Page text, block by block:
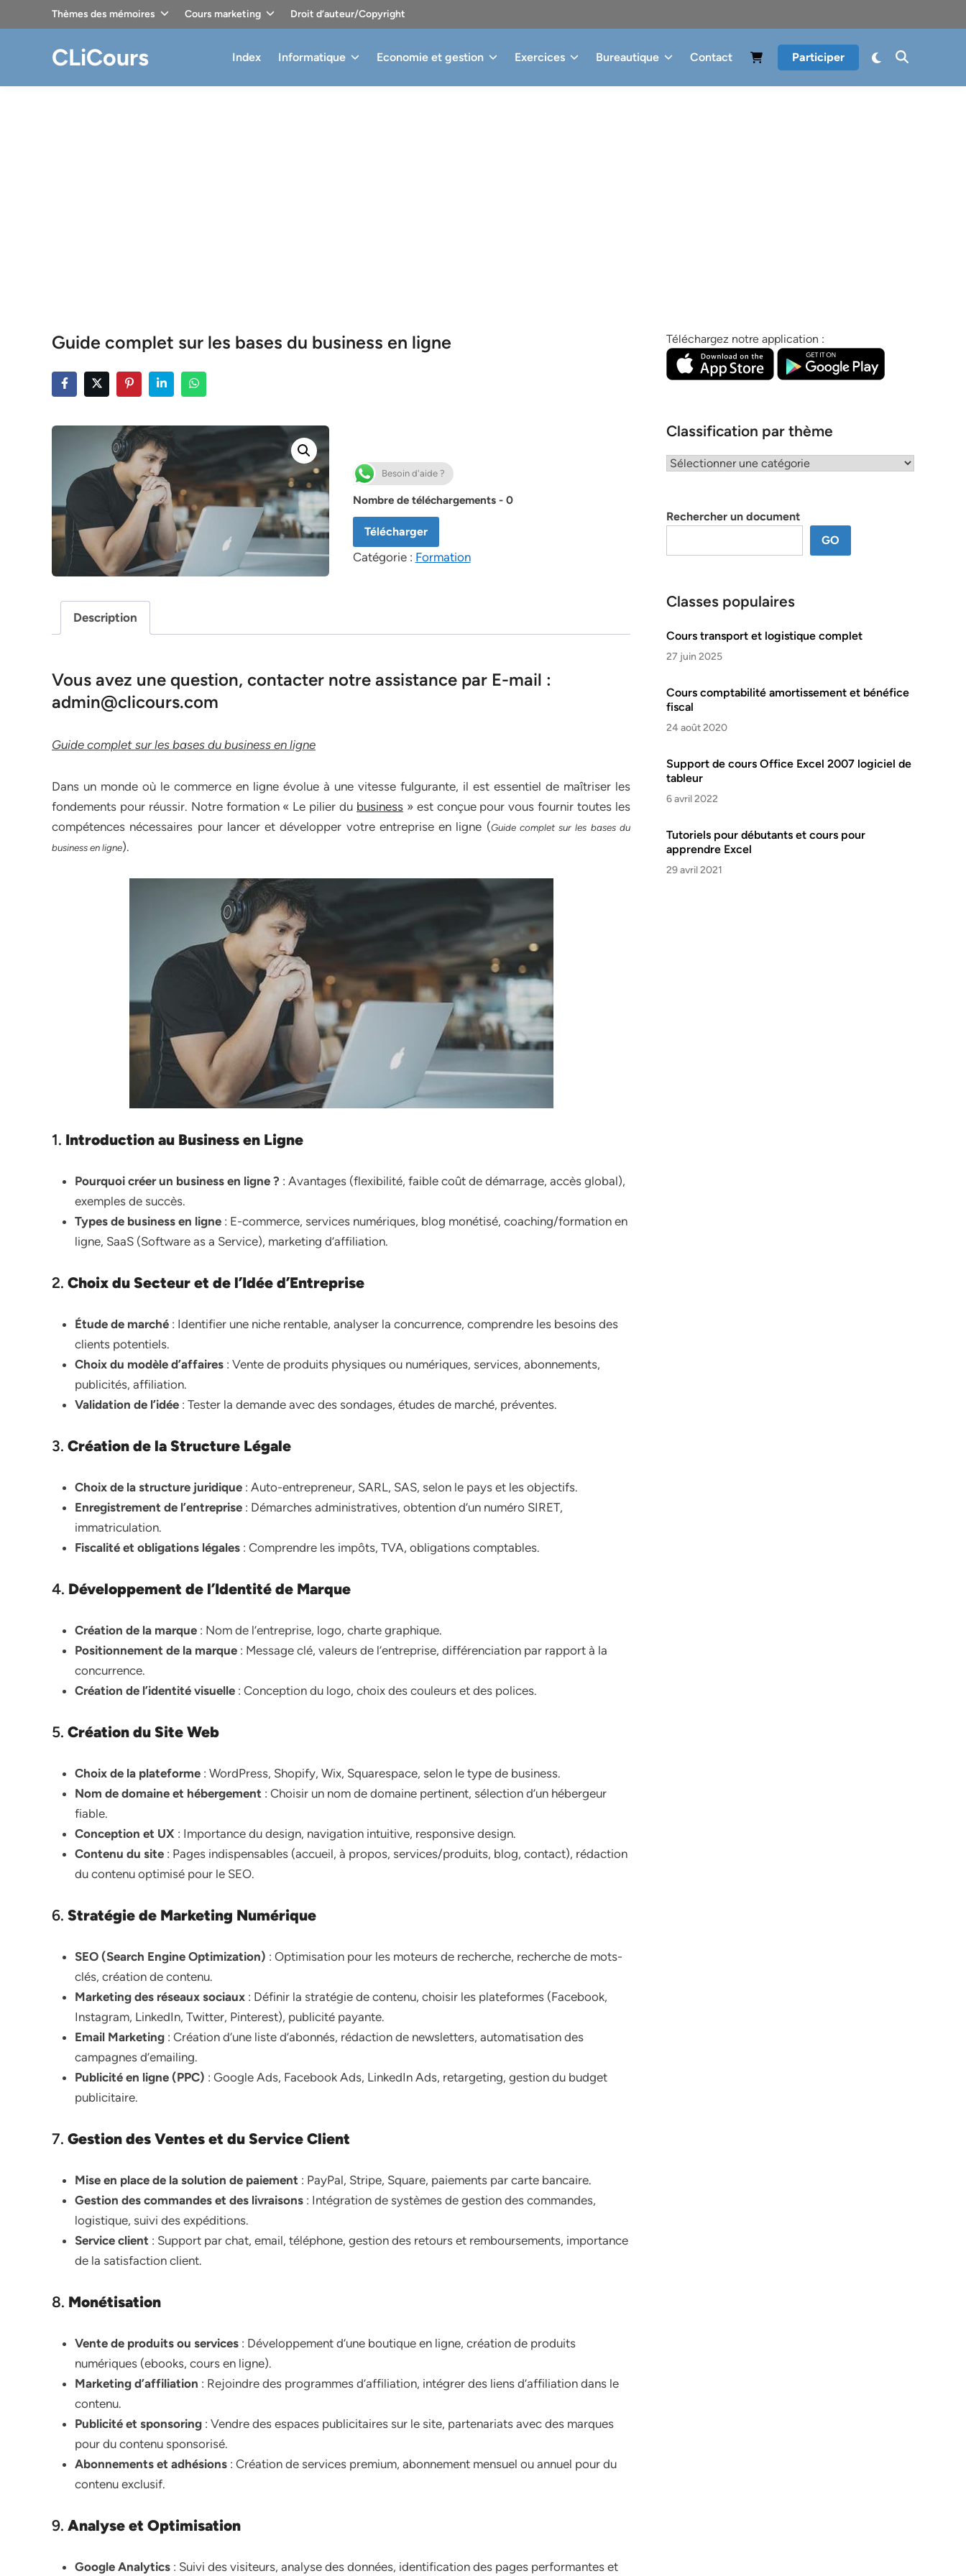
Thèmes des mémoires Cours marketing Droit d’auteur/Copyright
CLiCours Index Informatique Economie et gestion Exercices Bureautique Contact Participer
Guide complet sur les bases du business en ligne
Besoin d'aide ?
Nombre de téléchargements - 0
Télécharger
Catégorie : Formation
Description
Vous avez une question, contacter notre assistance par E-mail :
admin@clicours.com
Guide complet sur les bases du business en ligne
Dans un monde où le commerce en ligne évolue à une vitesse fulgurante, il est essentiel de maîtriser les
fondements pour réussir. Notre formation « Le pilier du business» est conçue pour vous fournir toutes les
compétences nécessaires pour lancer et développer votre entreprise en ligne (Guide complet sur les bases du
business en ligne).
1. Introduction au Business en Ligne
Pourquoi créer un business en ligne ? : Avantages (flexibilité, faible coût de démarrage, accès global),
exemples de succès.
Types de business en ligne : E-commerce, services numériques, blog monétisé, coaching/formation en
ligne, SaaS (Software as a Service), marketing d’affiliation.
2. Choix du Secteur et de l’Idée d’Entreprise
Étude de marché : Identifier une niche rentable, analyser la concurrence, comprendre les besoins des
clients potentiels.
Choix du modèle d’affaires : Vente de produits physiques ou numériques, services, abonnements,
publicités, affiliation.
Validation de l’idée : Tester la demande avec des sondages, études de marché, préventes.
3. Création de la Structure Légale
Choix de la structure juridique : Auto-entrepreneur, SARL, SAS, selon le pays et les objectifs.
Enregistrement de l’entreprise : Démarches administratives, obtention d’un numéro SIRET,
immatriculation.
Fiscalité et obligations légales : Comprendre les impôts, TVA, obligations comptables.
4. Développement de l’Identité de Marque
Création de la marque : Nom de l’entreprise, logo, charte graphique.
Positionnement de la marque : Message clé, valeurs de l’entreprise, différenciation par rapport à la
concurrence.
Création de l’identité visuelle : Conception du logo, choix des couleurs et des polices.
5. Création du Site Web
Choix de la plateforme : WordPress, Shopify, Wix, Squarespace, selon le type de business.
Nom de domaine et hébergement : Choisir un nom de domaine pertinent, sélection d’un hébergeur
fiable.
Conception et UX : Importance du design, navigation intuitive, responsive design.
Contenu du site : Pages indispensables (accueil, à propos, services/produits, blog, contact), rédaction
du contenu optimisé pour le SEO.
6. Stratégie de Marketing Numérique
SEO (Search Engine Optimization) : Optimisation pour les moteurs de recherche, recherche de mots-
clés, création de contenu.
Marketing des réseaux sociaux : Définir la stratégie de contenu, choisir les plateformes (Facebook,
Instagram, LinkedIn, Twitter, Pinterest), publicité payante.
Email Marketing : Création d’une liste d’abonnés, rédaction de newsletters, automatisation des
campagnes d’emailing.
Publicité en ligne (PPC) : Google Ads, Facebook Ads, LinkedIn Ads, retargeting, gestion du budget
publicitaire.
7. Gestion des Ventes et du Service Client
Mise en place de la solution de paiement : PayPal, Stripe, Square, paiements par carte bancaire.
Gestion des commandes et des livraisons : Intégration de systèmes de gestion des commandes,
logistique, suivi des expéditions.
Service client : Support par chat, email, téléphone, gestion des retours et remboursements, importance
de la satisfaction client.
8. Monétisation
Vente de produits ou services : Développement d’une boutique en ligne, création de produits
numériques (ebooks, cours en ligne).
Marketing d’affiliation : Rejoindre des programmes d’affiliation, intégrer des liens d’affiliation dans le
contenu.
Publicité et sponsoring : Vendre des espaces publicitaires sur le site, partenariats avec des marques
pour du contenu sponsorisé.
Abonnements et adhésions : Création de services premium, abonnement mensuel ou annuel pour du
contenu exclusif.
9. Analyse et Optimisation
Google Analytics : Suivi des visiteurs, analyse des données, identification des pages performantes et
Téléchargez notre application :
Classification par thème
Classification
Rechercher un document
GO
Classes populaires
Cours transport et logistique complet
27 juin 2025
Cours comptabilité amortissement et bénéfice
fiscal
24 août 2020
Support de cours Office Excel 2007 logiciel de
tableur
6 avril 2022
Tutoriels pour débutants et cours pour
apprendre Excel
29 avril 2021